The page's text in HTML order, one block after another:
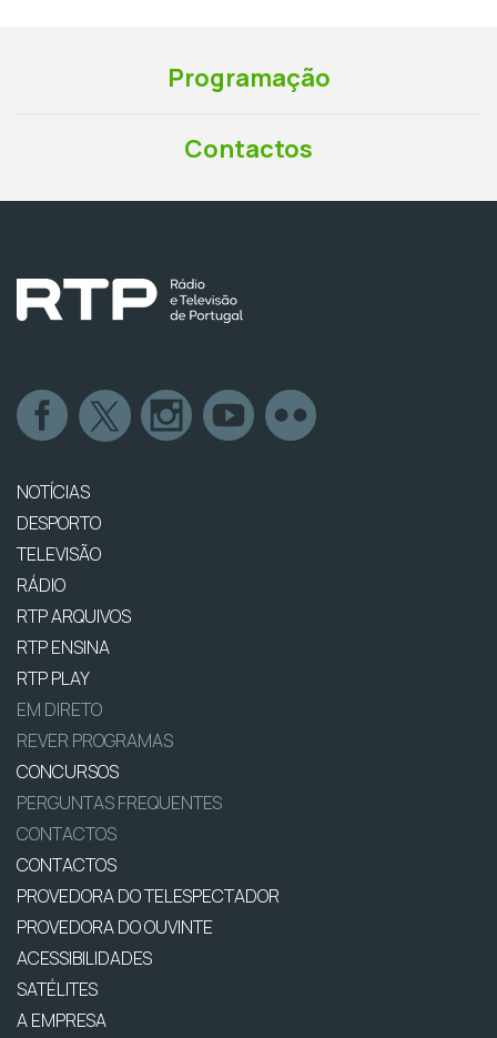
Programação
Contactos
NOTÍCIAS
DESPORTO
TELEVISÃO
RÁDIO
RTP ARQUIVOS
RTP ENSINA
RTP PLAY
EM DIRETO
REVER PROGRAMAS
CONCURSOS
PERGUNTAS FREQUENTES
CONTACTOS
CONTACTOS
PROVEDORA DO TELESPECTADOR
PROVEDORA DO OUVINTE
ACESSIBILIDADES
SATÉLITES
A EMPRESA